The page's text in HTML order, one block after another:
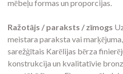
mēbeļu formas un proporcijas.
Ražotājs / paraksts / zīmogs
meistara paraksta vai
sarežģītais Karēlijas bērza
konstrukcija un kvalitatīvie